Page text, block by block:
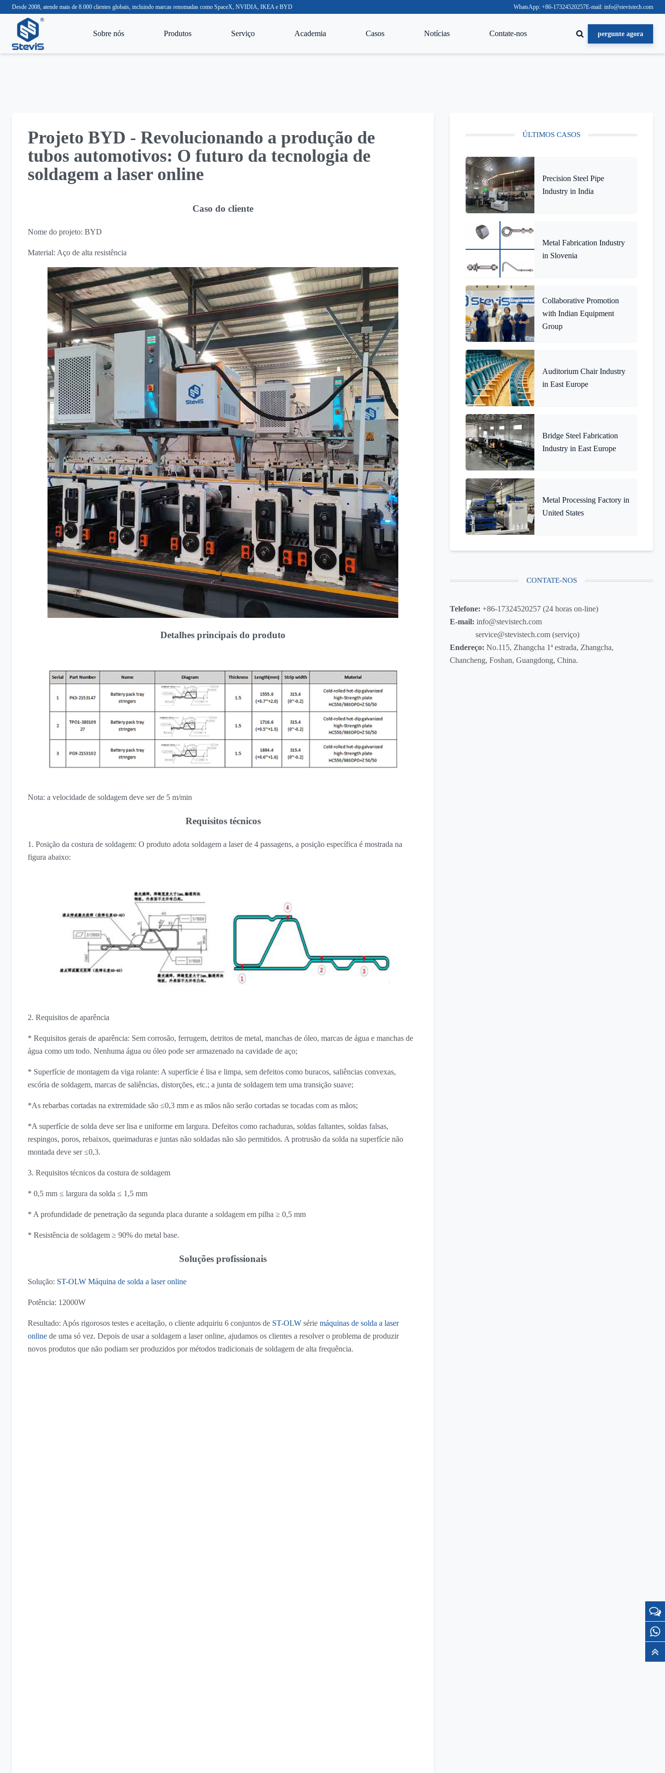
Desde 2008, atende mais de 8.000 clientes globais, incluindo marcas renomadas como SpaceX, NVIDIA, IKEA e BYD WhatsApp: +86-17324520257E-mail: info@stevistech.com
Sobre nós Produtos Serviço Academia Casos Notícias Contate-nos pergunte agora
Projeto BYD - Revolucionando a produção de
tubos automotivos: O futuro da tecnologia de
soldagem a laser online
Caso do cliente
Nome do projeto: BYD
Material: Aço de alta resistência
Detalhes principais do produto
Nota: a velocidade de soldagem deve ser de 5 m/min
Requisitos técnicos
1. Posição da costura de soldagem: O produto adota soldagem a laser de 4 passagens, a posição específica é mostrada na
figura abaixo:
2. Requisitos de aparência
* Requisitos gerais de aparência: Sem corrosão, ferrugem, detritos de metal, manchas de óleo, marcas de água e manchas de
água como um todo. Nenhuma água ou óleo pode ser armazenado na cavidade de aço;
* Superfície de montagem da viga rolante: A superfície é lisa e limpa, sem defeitos como buracos, saliências convexas,
escória de soldagem, marcas de saliências, distorções, etc.; a junta de soldagem tem uma transição suave;
*As rebarbas cortadas na extremidade são ≤0,3 mm e as mãos não serão cortadas se tocadas com as mãos;
*A superfície de solda deve ser lisa e uniforme em largura. Defeitos como rachaduras, soldas faltantes, soldas falsas,
respingos, poros, rebaixos, queimaduras e juntas não soldadas não são permitidos. A protrusão da solda na superfície não
montada deve ser ≤0,3.
3. Requisitos técnicos da costura de soldagem
* 0,5 mm ≤ largura da solda ≤ 1,5 mm
* A profundidade de penetração da segunda placa durante a soldagem em pilha ≥ 0,5 mm
* Resistência de soldagem ≥ 90% do metal base.
Soluções profissionais
Solução: ST-OLW Máquina de solda a laser online
Potência: 12000W
Resultado: Após rigorosos testes e aceitação, o cliente adquiriu 6 conjuntos de ST-OLW série máquinas de solda a laser
online de uma só vez. Depois de usar a soldagem a laser online, ajudamos os clientes a resolver o problema de produzir
novos produtos que não podiam ser produzidos por métodos tradicionais de soldagem de alta frequência.
ÚLTIMOS CASOS
Precision Steel Pipe
Industry in India
Metal Fabrication Industry
in Slovenia
Collaborative Promotion
with Indian Equipment
Group
Auditorium Chair Industry
in East Europe
Bridge Steel Fabrication
Industry in East Europe
Metal Processing Factory in
United States
CONTATE-NOS
Telefone:+86-17324520257 (24 horas on-line)
E-mail: info@stevistech.com
service@stevistech.com (serviço)
Endereço: No.115, Zhangcha 1ª estrada, Zhangcha,
Chancheng, Foshan, Guangdong, China.